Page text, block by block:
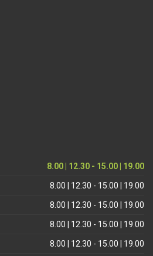
8.00 | 12.30 - 15.00 | 19.00
8.00 | 12.30 - 15.00 | 19.00
8.00 | 12.30 - 15.00 | 19.00
8.00 | 12.30 - 15.00 | 19.00
8.00 | 12.30 - 15.00 | 19.00